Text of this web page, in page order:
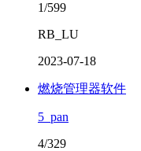
1/599
RB_LU
2023-07-18
燃烧管理器软件
5_pan
4/329